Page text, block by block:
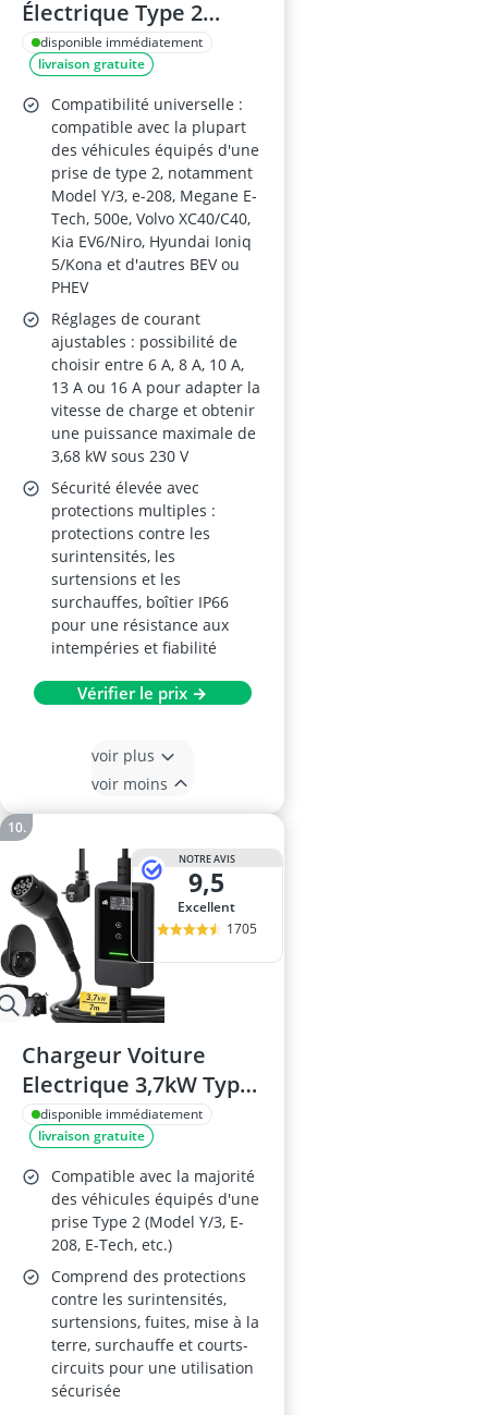
Électrique Type 2
3,68kW
disponible immédiatement
livraison gratuite
Compatibilité universelle :
compatible avec la plupart
des véhicules équipés d'une
prise de type 2, notamment
Model Y/3, e-208, Megane E-
Tech, 500e, Volvo XC40/C40,
Kia EV6/Niro, Hyundai Ioniq
5/Kona et d'autres BEV ou
PHEV
Réglages de courant
ajustables : possibilité de
choisir entre 6 A, 8 A, 10 A,
13 A ou 16 A pour adapter la
vitesse de charge et obtenir
une puissance maximale de
3,68 kW sous 230 V
Sécurité élevée avec
protections multiples :
protections contre les
surintensités, les
surtensions et les
surchauffes, boîtier IP66
pour une résistance aux
intempéries et fiabilité
Vérifier le prix →
voir plus
voir moins
NOTRE AVIS
9,5
Excellent
1705
Chargeur Voiture
Electrique 3,7kW Type
2 disponible immédiatement
livraison gratuite
Compatible avec la majorité
des véhicules équipés d'une
prise Type 2 (Model Y/3, E-
208, E-Tech, etc.)
Comprend des protections
contre les surintensités,
surtensions, fuites, mise à la
terre, surchauffe et courts-
circuits pour une utilisation
sécurisée